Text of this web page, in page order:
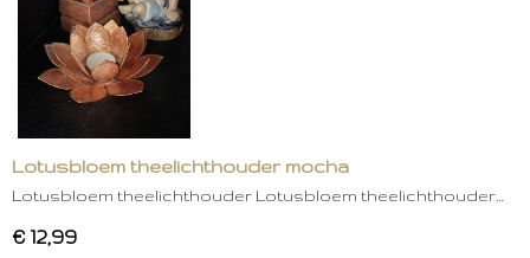
Lotusbloem theelichthouder mocha
Lotusbloem theelichthouder Lotusbloem theelichthouder…
€ 12,99